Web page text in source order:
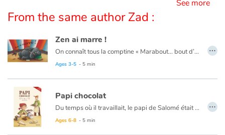
See more
From the same author Zad :
Zen ai marre !
On connaît tous la comptine « Marabout... bout d’ficelle... » qui a bercé notre enfance. Comptine dont le principe est fondé sur un enchaînement de mots rigolos et d’associations d’idées.
Le concept est soutenu par la qualité plastique des illustrations au pastel sec de ZAD qui interprète avec beaucoup d’à propos cette chanson loufoque.
Ages 3-5 - 5 min
…
Papi chocolat
Du temps où il travaillait, le papi de Salomé était chocolatier. Hélas, depuis qu’il a pris sa retraite, il ne veut plus entendre parler de chocolat. Pour sa petite fille, fini les truffes et les mokas ! Impossible de le faire changer d’avis. Le papi est bien décidé à profiter de sa retraite pour prendre du bon temps. Mais la fillette est tout aussi résolue à retrouver son Papi Chocolat, celui des truffes et des mokas.
Ages 6-8 - 5 min
…